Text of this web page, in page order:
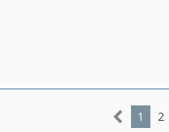
1 2